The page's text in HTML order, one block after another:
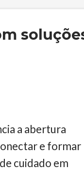
a abertura
e formar
cuidado em